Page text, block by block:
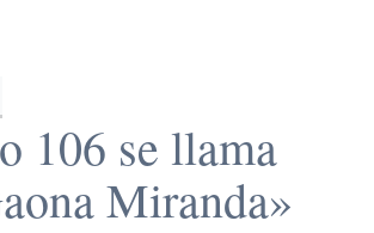
106 se llama
Miranda»